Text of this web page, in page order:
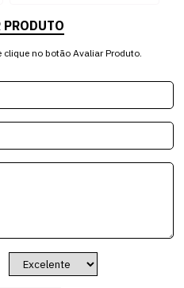
no botão Avaliar Produto.